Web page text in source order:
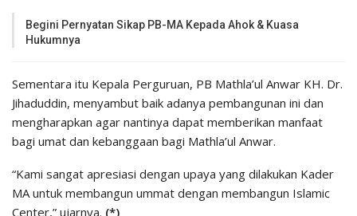
Begini Pernyatan Sikap PB-MA Kepada Ahok & Kuasa
Hukumnya
Sementara itu Kepala Perguruan, PB Mathla’ul Anwar KH. Dr.
Jihaduddin, menyambut baik adanya pembangunan ini dan
mengharapkan agar nantinya dapat memberikan manfaat
bagi umat dan kebanggaan bagi Mathla’ul Anwar.
“Kami sangat apresiasi dengan upaya yang dilakukan Kader
MA untuk membangun ummat dengan membangun Islamic
Center,” ujarnya. (*)